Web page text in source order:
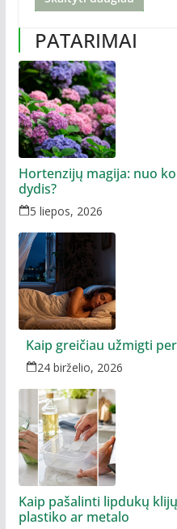
PATARIMAI
Hortenzijų magija: nuo
dydis?
5 liepos, 2026
Kaip greičiau užmigti
24 birželio, 2026
Kaip pašalinti lipdukų
plastiko ar metalo